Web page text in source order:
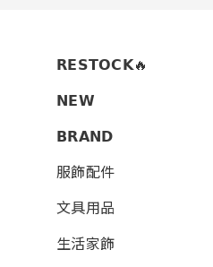
𝗥𝗘𝗦𝗧𝗢𝗖𝗞🔥
𝗡𝗘𝗪
𝗕𝗥𝗔𝗡𝗗
服飾配件
文具用品
生活家飾